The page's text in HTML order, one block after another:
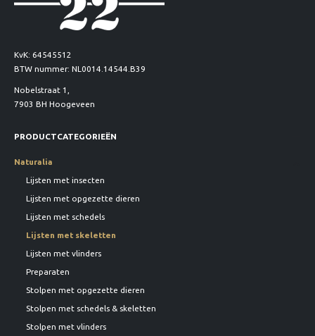
KvK: 64545512
BTW nummer: NL0014.14544.B39
Nobelstraat 1,
7903 BH Hoogeveen
PRODUCTCATEGORIEËN
Naturalia
Lijsten met insecten
Lijsten met opgezette dieren
Lijsten met schedels
Lijsten met skeletten
Lijsten met vlinders
Preparaten
Stolpen met opgezette dieren
Stolpen met schedels & skeletten
Stolpen met vlinders